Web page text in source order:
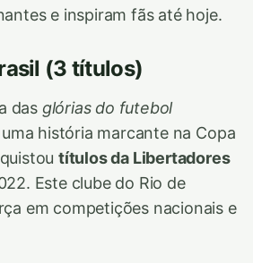
e inspiram fãs até hoje.
(3 títulos)
das glórias do futebol
história marcante na Copa
títulos da Libertadores
Este clube do Rio de
em competições nacionais e